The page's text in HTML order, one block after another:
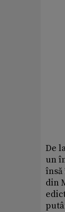
De
un
din